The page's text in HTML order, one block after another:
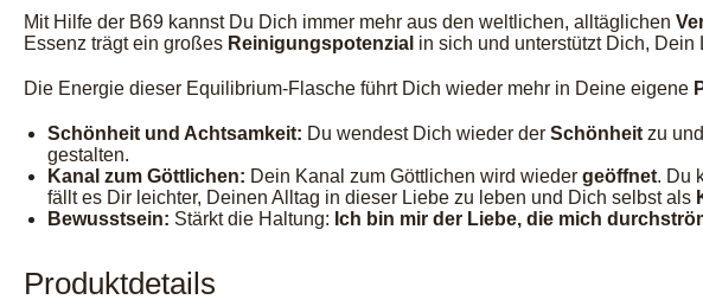
Mit Hilfe der B69 kannst Du Dich immer mehr aus den weltlichen, alltäglichen
Essenz trägt ein großes Reinigungspotenzial in sich und unterstützt Dich, Dein
Die Energie dieser Equilibrium-Flasche führt Dich wieder mehr in Deine eigene
Schönheit und Achtsamkeit: Du wendest Dich wieder der Schönheit zu
gestalten.
Kanal zum Göttlichen: Dein Kanal zum Göttlichen wird wieder geöffnet. Du
fällt es Dir leichter, Deinen Alltag in dieser Liebe zu leben und Dich selbst als
Bewusstsein: Stärkt die Haltung: Ich bin mir der Liebe, die mich
Produktdetails